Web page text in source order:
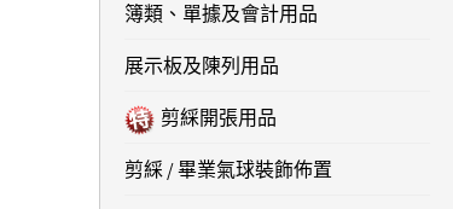
簿類、單據及會計用品
展示板及陳列用品
剪綵開張用品
剪綵 / 畢業氣球裝飾佈置